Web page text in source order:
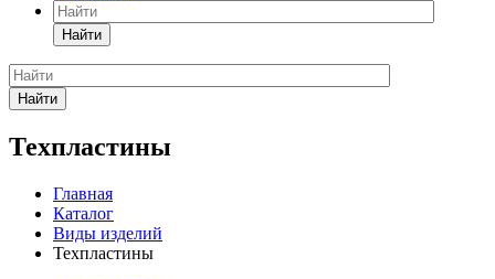
Найти
Найти
Техпластины
Главная
Каталог
Виды изделий
Техпластины